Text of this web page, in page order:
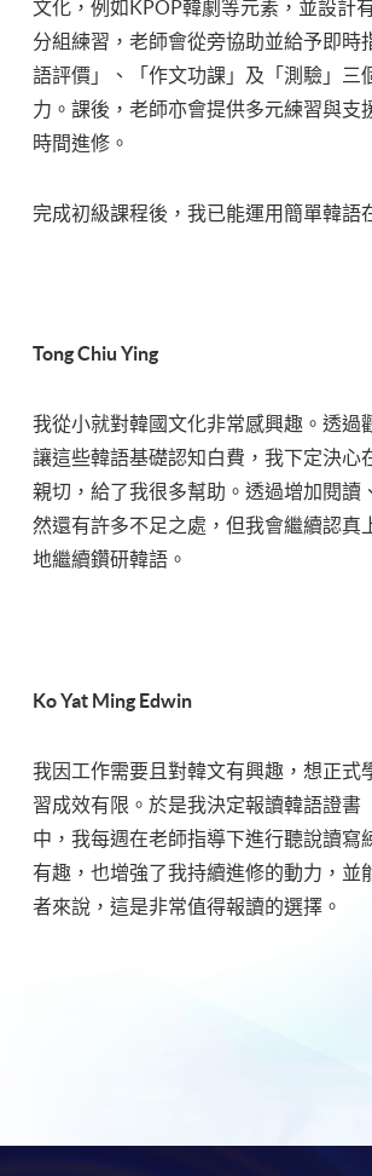
文化，例如KPOP韓劇等元素，並設計
分組練習，老師會從旁協助並給予即時
語評價」、「作文功課」及「測驗」
力。課後，老師亦會提供多元練習與
時間進修。
完成初級課程後，我已能運用簡單韓語
Tong Chiu Ying
我從小就對韓國文化非常感興趣。透
讓這些韓語基礎認知白費，我下定決心
親切，給了我很多幫助。透過增加閱
然還有許多不足之處，但我會繼續認真
地繼續鑽研韓語。
Ko Yat Ming Edwin
我因工作需要且對韓文有興趣，想正
習成效有限。於是我決定報讀韓語證
中，我每週在老師指導下進行聽說讀
有趣，也增強了我持續進修的動力，
者來說，這是非常值得報讀的選擇。